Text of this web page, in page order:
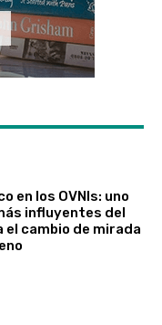
en los OVNIs: uno
influyentes del
cambio de mirada